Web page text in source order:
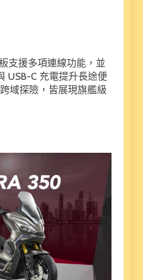
支援多項連線功能，並
USB-C 充電提升長途便
域探險，皆展現旗艦級